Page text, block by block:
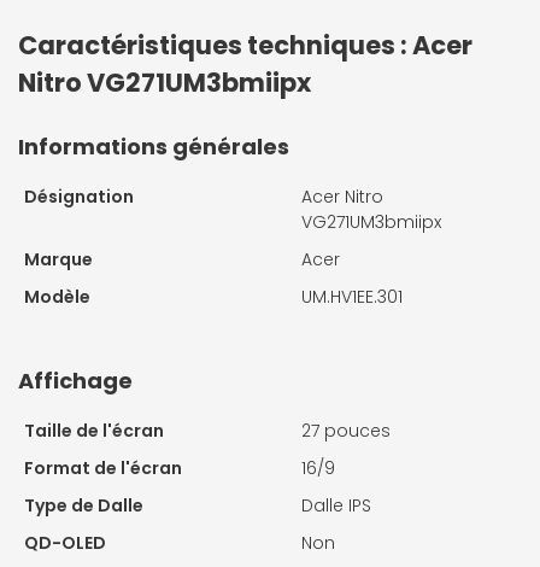
Caractéristiques techniques : Acer
Nitro VG271UM3bmiipx
Informations générales
Désignation
Acer Nitro
VG271UM3bmiipx
Marque
Acer
Modèle
UM.HV1EE.301
Affichage
Taille de l'écran
27 pouces
Format de l'écran
16/9
Type de Dalle
Dalle IPS
QD-OLED
Non